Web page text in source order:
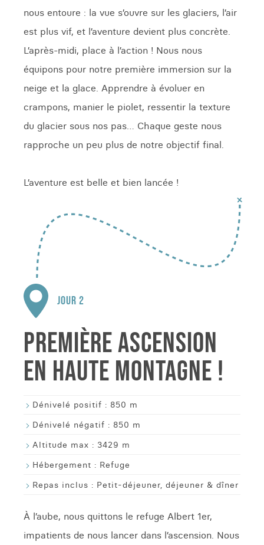
nous entoure : la vue s’ouvre sur les glaciers, l’air
est plus vif, et l’aventure devient plus concrète.
L’après-midi, place à l’action ! Nous nous
équipons pour notre première immersion sur la
neige et la glace. Apprendre à évoluer en
crampons, manier le piolet, ressentir la texture
du glacier sous nos pas… Chaque geste nous
rapproche un peu plus de notre objectif final.
L’aventure est belle et bien lancée !
JOUR 2
PREMIÈRE ASCENSION
EN HAUTE MONTAGNE !
Dénivelé positif : 850 m
Dénivelé négatif : 850 m
Altitude max : 3429 m
Hébergement : Refuge
Repas inclus : Petit-déjeuner, déjeuner & dîner
À l’aube, nous quittons le refuge Albert 1er,
impatients de nous lancer dans l’ascension. Nous